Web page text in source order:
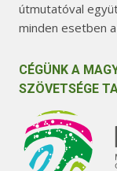
útmutatóval
minden esetben
CÉGÜNK A
SZÖVETSÉGE